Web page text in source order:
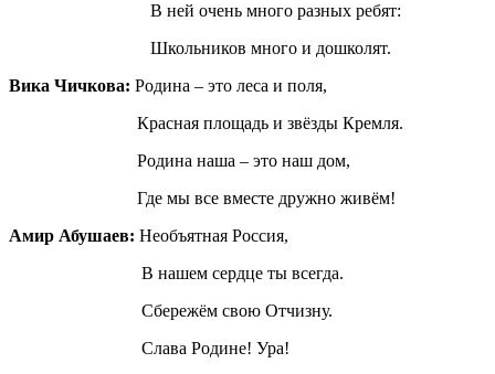
В ней очень много разных ребят:
Школьников много и дошколят.
Вика Чичкова: Родина – это леса и поля,
Красная площадь и звёзды Кремля.
Родина наша – это наш дом,
Где мы все вместе дружно живём!
Амир Абушаев: Необъятная Россия,
В нашем сердце ты всегда.
Сбережём свою Отчизну.
Слава Родине! Ура!